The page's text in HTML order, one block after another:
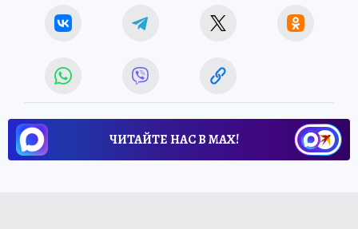
ЧИТАЙТЕ НАС В МАХ!